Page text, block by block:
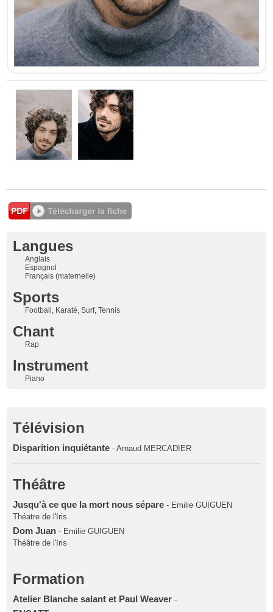
Langues
Anglais
Espagnol
Français (maternelle)
Sports
Football, Karaté, Surf, Tennis
Chant
Rap
Instrument
Piano
Télévision
Disparition inquiétante - Arnaud MERCADIER
Théâtre
Jusqu'à ce que la mort nous sépare - Emilie GUIGUEN
Théatre de l'Iris
Dom Juan - Emilie GUIGUEN
Théâtre de l'Iris
Formation
Atelier Blanche salant et Paul Weaver -